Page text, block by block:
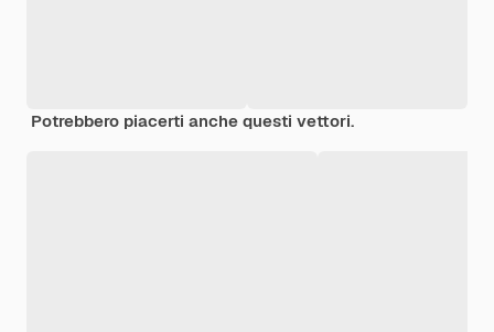
Potrebbero piacerti anche questi vettori.